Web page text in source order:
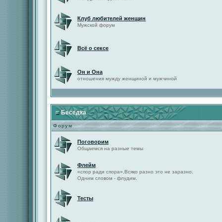
Клуб любителей женщин
Мужской форум
Всё о сексе
Он и Она
отношения мужду женщиной и мужчиной
Беседка
Форум
Поговорим
Общаемся на разные темы
Флейм
«спор ради спора»,Всяко разно это не заразно.
Одним словом - флудим.
Тесты